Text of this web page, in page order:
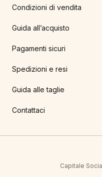
Condizioni di vendita
Guida all’acquisto
Pagamenti sicuri
Spedizioni e resi
Guida alle taglie
Contattaci
Capitale